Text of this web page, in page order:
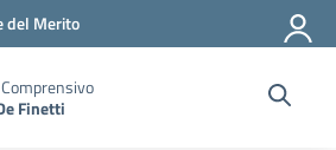
del Merito
Finetti